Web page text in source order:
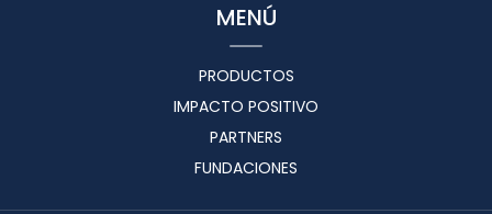
MENÚ
PRODUCTOS
IMPACTO POSITIVO
PARTNERS
FUNDACIONES